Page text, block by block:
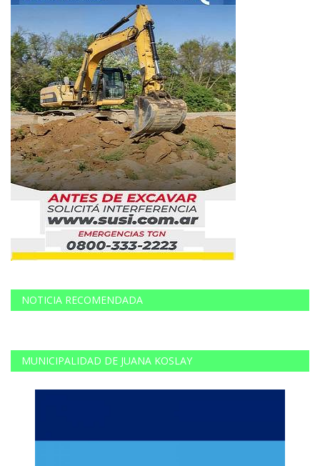
NOTICIA RECOMENDADA
MUNICIPALIDAD DE JUANA KOSLAY